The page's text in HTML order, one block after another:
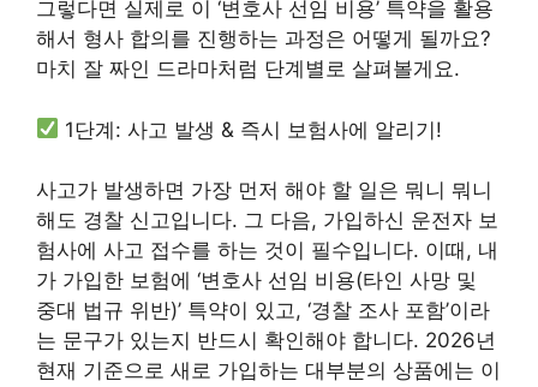
그렇다면 실제로 이 ‘변호사 선임 비용’ 특약을 활용
해서 형사 합의를 진행하는 과정은 어떻게 될까요?
마치 잘 짜인 드라마처럼 단계별로 살펴볼게요.
1단계: 사고 발생 & 즉시 보험사에 알리기!
사고가 발생하면 가장 먼저 해야 할 일은 뭐니 뭐니
해도 경찰 신고입니다. 그 다음, 가입하신 운전자 보
험사에 사고 접수를 하는 것이 필수입니다. 이때, 내
가 가입한 보험에 ‘변호사 선임 비용(타인 사망 및
중대 법규 위반)’ 특약이 있고, ‘경찰 조사 포함’이라
는 문구가 있는지 반드시 확인해야 합니다. 2026년
현재 기준으로 새로 가입하는 대부분의 상품에는 이